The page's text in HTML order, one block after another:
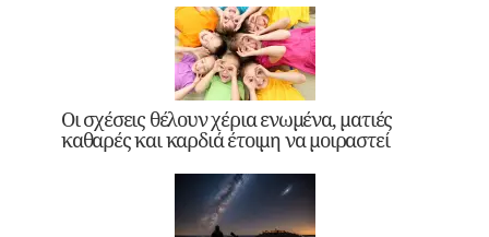
Οι σχέσεις θέλουν χέρια ενωμένα, ματιές
καθαρές και καρδιά έτοιμη να μοιραστεί